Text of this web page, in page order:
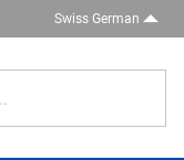
Swiss German